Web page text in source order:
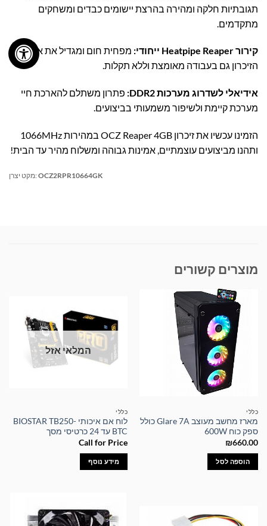
תגובתיות חלקה ומהירה בהרצת יישומים כבדים ומשחקים
מתקדמים.
קירור Heatpipe Reaper ייחודי:
מפחית חום ומגדיל את אמינות
הזיכרון גם בעבודה מאומצת וללא תקלות.
אידיאלי לשדרוג מערכות DDR2:
פתרון משתלם להארכת חיי
מערכת קיימת ולשיפור משמעותי בביצועים.
הזמינו עכשיו את זיכרון OCZ Reaper 4GB במהירות 1066MHz
ותהנו מביצועים עוצמתיים, אמינות גבוהה ומשלוח מהיר עד הבית!
מקט יצרן: OCZ2RPR10664GK
מוצרים קשורים
כללי
מארז מחשב מעוצב Glare 7A כולל
ספק כוח 600W
₪660.00
הוספה לסל
המלאי אזל
כללי
לוח אם איכותי BIOSTAR TB250-
BTC עד 24 כרטיסי מסך
Call for Price
מידע נוסף